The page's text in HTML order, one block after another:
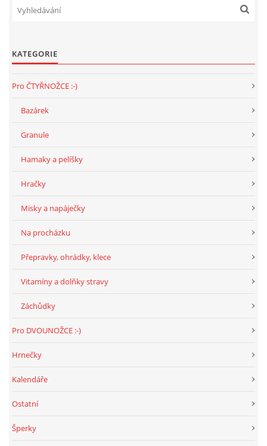
KATEGORIE
Pro ČTYŘNOŽCE :-)
Bazárek
Granule
Hamaky a pelíšky
Hračky
Misky a napáječky
Na procházku
Přepravky, ohrádky, klece
Vitamíny a dolňky stravy
Záchůdky
Pro DVOUNOŽCE :-)
Hrnečky
Kalendáře
Ostatní
Šperky